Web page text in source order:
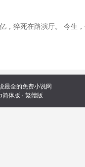
，猝死在路演厅。 今生
最全的免费小说网
简体版 · 繁體版